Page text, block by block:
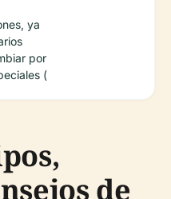
ya
por
(
de